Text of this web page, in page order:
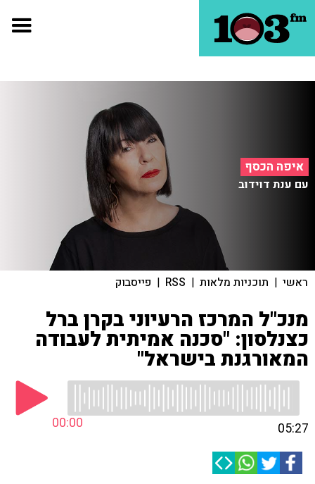
איפה הכסף
עם ענת דוידוב
ראשי | תוכניות מלאות |
RSS
| פייסבוק
מנכ"ל המרכז הרעיוני בקרן ברל
כצנלסון: "סכנה אמיתית לעבודה
המאורגנת בישראל"
00:00 05:27